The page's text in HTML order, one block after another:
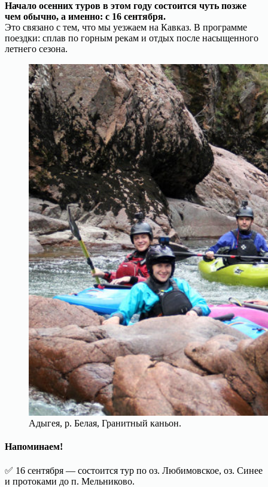
Начало осенних туров в этом году состоится чуть позже
чем обычно, а именно: с 16 сентября.
Это связано с тем, что мы уезжаем на Кавказ. В программе
поездки: сплав по горным рекам и отдых после насыщенного
летнего сезона.
Адыгея, р. Белая, Гранитный каньон.
Напоминаем!
✅ 16 сентября — состоится тур по оз. Любимовское, оз. Синее
и протоками до п. Мельниково.